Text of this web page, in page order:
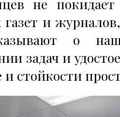
не покидает
и
о
задач и
стойкости